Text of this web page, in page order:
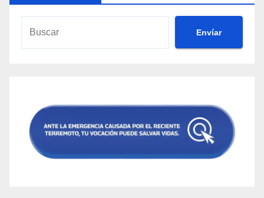
Envíar